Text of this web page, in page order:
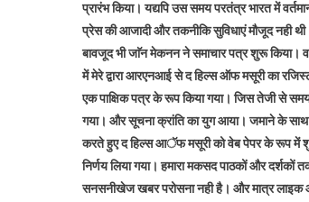
प्रारंभ किया। यद्यपि उस समय परतंत्र भारत में
प्रेस की आजादी और तकनीकि सुविधाएं मौजूद नही
बावजूद भी जाॅन मेकनन ने समाचार पत्र शुरू किया।
में मेरे द्वारा आरएनआई से द हिल्स ऑफ मसूरी का
एक पाक्षिक पत्र के रूप किया गया। जिस तेजी से
गया। और सूचना क्रांति का युग आया। जमाने के
करते हुए द हिल्स आॅफ मसूरी को वेब पेपर के रूप में
निर्णय लिया गया। हमारा मकसद पाठकों और दर्शकों
सनसनीखेज खबर परोसना नही है। और मात्र लाइक